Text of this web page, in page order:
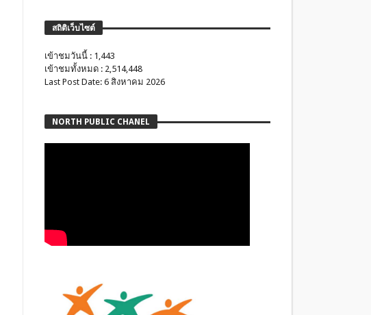
สถิติเว็บไซต์
เข้าชมวันนี้ : 1,443
เข้าชมทั้งหมด : 2,514,448
Last Post Date: 6 สิงหาคม 2026
NORTH PUBLIC CHANEL